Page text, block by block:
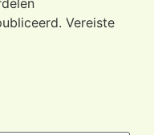
Vereiste